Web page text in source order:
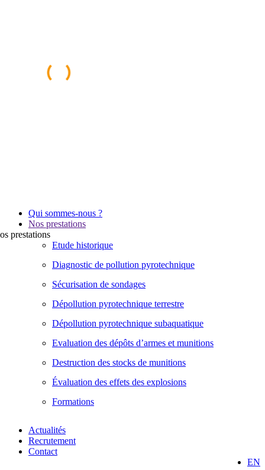
Qui sommes-nous ?
Nos prestations
prestations
Etude historique
Diagnostic de pollution pyrotechnique
Sécurisation de sondages
Dépollution pyrotechnique terrestre
Dépollution pyrotechnique subaquatique
Evaluation des dépôts d’armes et munitions
Destruction des stocks de munitions
Évaluation des effets des explosions
Formations
Actualités
Recrutement
Contact
EN